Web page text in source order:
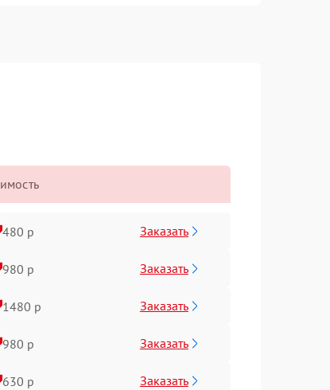
480 р Заказать
980 р Заказать
1480 р Заказать
980 р Заказать
630 р Заказать